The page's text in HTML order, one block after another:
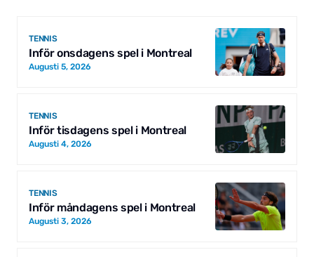
TENNIS
Inför onsdagens spel i Montreal
Augusti 5, 2026
TENNIS
Inför tisdagens spel i Montreal
Augusti 4, 2026
TENNIS
Inför måndagens spel i Montreal
Augusti 3, 2026